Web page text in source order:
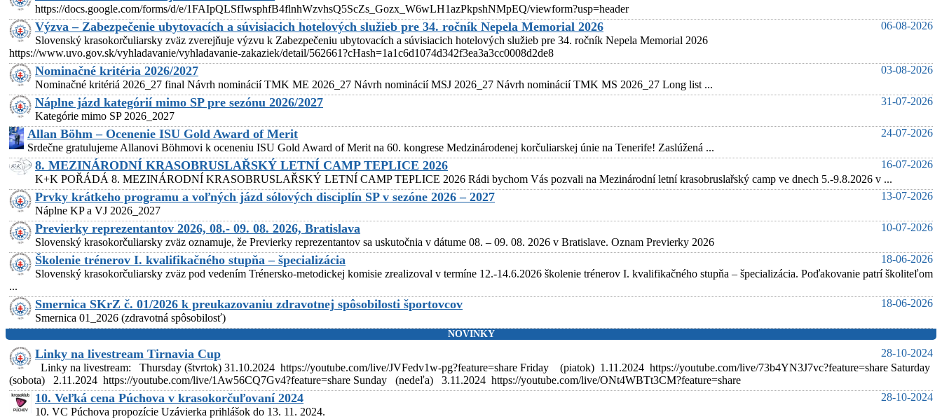
https://docs.google.com/forms/d/e/1FAIpQLSfIwsphfB4flnhWzvhsQ5ScZs_Gozx_W6wLH1azPkpshNMpEQ/viewform?usp=header
Výzva – Zabezpečenie ubytovacích a súvisiacich hotelových služieb pre 34. ročník Nepela Memorial 2026
06-08-2026
Slovenský krasokorčuliarsky zväz zverejňuje výzvu k Zabezpečeniu ubytovacích a súvisiacich hotelových služieb pre 34. ročník Nepela Memorial 2026
https://www.uvo.gov.sk/vyhladavanie/vyhladavanie-zakaziek/detail/562661?cHash=1a1c6d1074d342f3ea3a3cc0008d2de8
Nominačné kritéria 2026/2027
03-08-2026
Nominačné kritériá 2026_27 final Návrh nominácií TMK ME 2026_27 Návrh nominácií MSJ 2026_27 Návrh nominácií TMK MS 2026_27 Long list ...
Náplne jázd kategórií mimo SP pre sezónu 2026/2027
31-07-2026
Kategórie mimo SP 2026_2027
Allan Böhm – Ocenenie ISU Gold Award of Merit
24-07-2026
Srdečne gratulujeme Allanovi Böhmovi k oceneniu ISU Gold Award of Merit na 60. kongrese Medzinárodenej korčuliarskej únie na Tenerife! Zaslúžená ...
8. MEZINÁRODNÍ KRASOBRUSLAŘSKÝ LETNÍ CAMP TEPLICE 2026
16-07-2026
K+K POŘÁDÁ 8. MEZINÁRODNÍ KRASOBRUSLAŘSKÝ LETNÍ CAMP TEPLICE 2026 Rádi bychom Vás pozvali na Mezinárodní letní krasobruslařský camp ve dnech 5.-9.8.2026 v ...
Prvky krátkeho programu a voľných jázd sólových disciplín SP v sezóne 2026 – 2027
13-07-2026
Náplne KP a VJ 2026_2027
Previerky reprezentantov 2026, 08.- 09. 08. 2026, Bratislava
10-07-2026
Slovenský krasokorčuliarsky zväz oznamuje, že Previerky reprezentantov sa uskutočnia v dátume 08. – 09. 08. 2026 v Bratislave. Oznam Previerky 2026
Školenie trénerov I. kvalifikačného stupňa – špecializácia
18-06-2026
Slovenský krasokorčuliarsky zväz pod vedením Trénersko-metodickej komisie zrealizoval v termíne 12.-14.6.2026 školenie trénerov I. kvalifikačného stupňa – špecializácia. Poďakovanie patrí školiteľom
...
Smernica SKrZ č. 01/2026 k preukazovaniu zdravotnej spôsobilosti športovcov
18-06-2026
Smernica 01_2026 (zdravotná spôsobilosť)
NOVINKY
Linky na livestream Tirnavia Cup
28-10-2024
Linky na livestream: Thursday (štvrtok) 31.10.2024 https://youtube.com/live/JVFedv1w-pg?feature=share Friday (piatok) 1.11.2024 https://youtube.com/live/73b4YN3J7vc?feature=share Saturday
(sobota) 2.11.2024 https://youtube.com/live/1Aw56CQ7Gv4?feature=share Sunday (nedeľa) 3.11.2024 https://youtube.com/live/ONt4WBTt3CM?feature=share
10. Veľká cena Púchova v krasokorčuľovaní 2024
28-10-2024
10. VC Púchova propozície Uzávierka prihlášok do 13. 11. 2024.